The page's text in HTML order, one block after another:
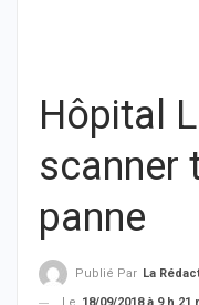
Hôpital
scanner
panne
Publié Par La Rédaction De